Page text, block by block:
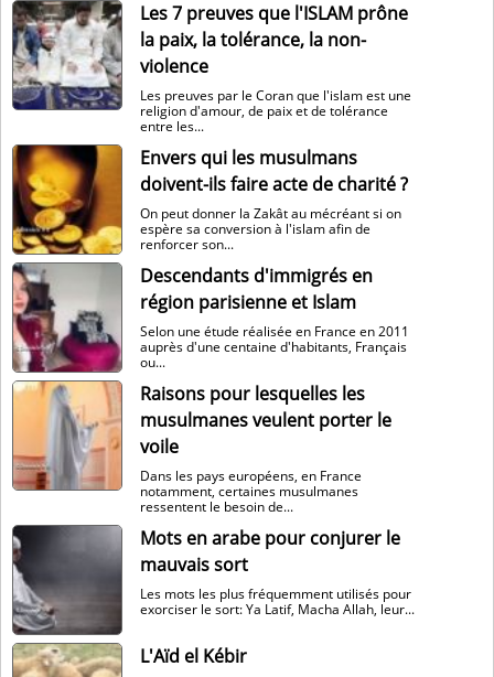
Les 7 preuves que l'ISLAM prône
la paix, la tolérance, la non-
violence
Les preuves par le Coran que l'islam est une
religion d'amour, de paix et de tolérance
entre les...
Envers qui les musulmans
doivent-ils faire acte de charité ?
On peut donner la Zakât au mécréant si on
espère sa conversion à l'islam afin de
renforcer son...
Descendants d'immigrés en
région parisienne et Islam
Selon une étude réalisée en France en 2011
auprès d'une centaine d'habitants, Français
ou...
Raisons pour lesquelles les
musulmanes veulent porter le
voile
Dans les pays européens, en France
notamment, certaines musulmanes
ressentent le besoin de...
Mots en arabe pour conjurer le
mauvais sort
Les mots les plus fréquemment utilisés pour
exorciser le sort: Ya Latif, Macha Allah, leur...
L'Aïd el Kébir